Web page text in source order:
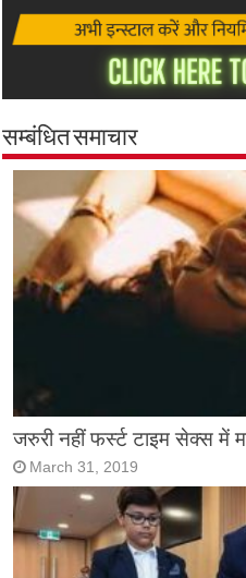
सम्बंधित समाचार
जरुरी नहीं फर्स्ट टाइम सेक्स में
March 31, 2019